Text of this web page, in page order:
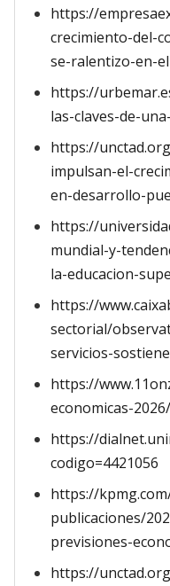
https://
crecimiento-del-
se-ralentizo-en-
https://
las-claves-de-
https://
impulsan-el-
en-desarrollo-
https://
mundial-y-
la-educacion-
https://
sectorial/
servicios-
https://
economicas-2026/
https://
codigo=4421056
https://
publicaciones/
previsiones-
https://